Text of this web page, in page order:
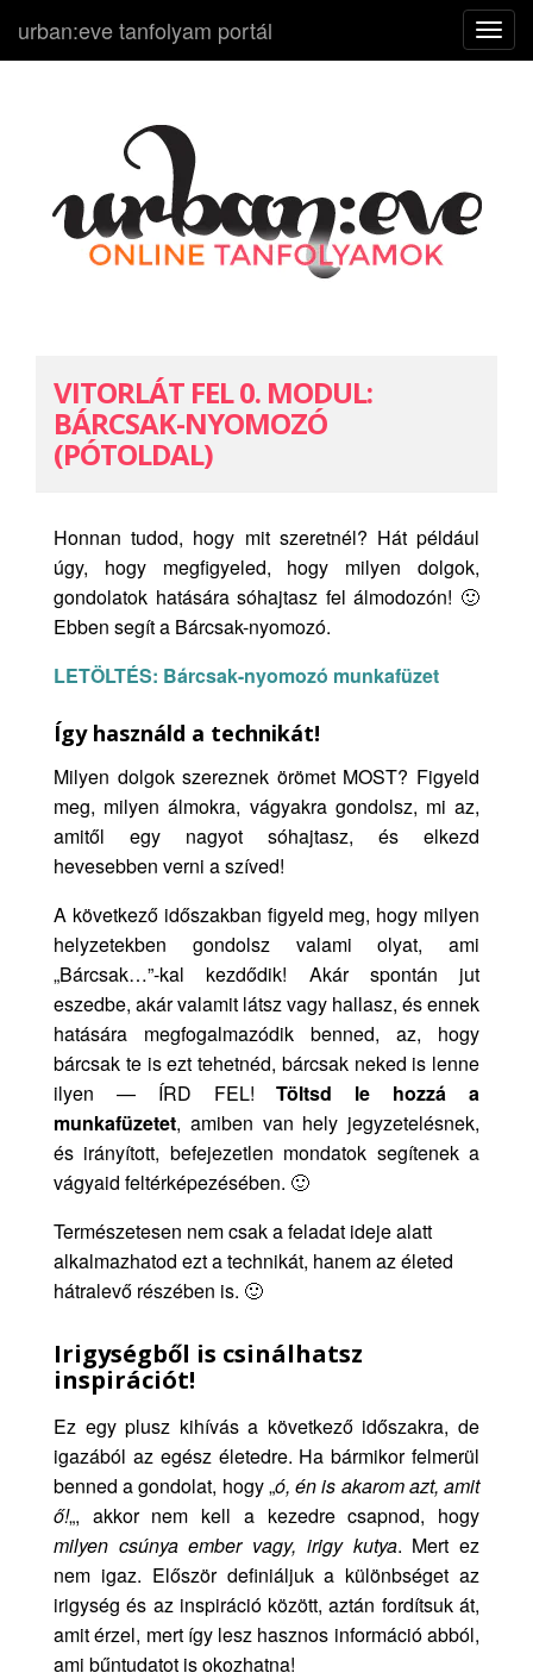
N
a
urban:eve tanfolyam portál
VITORLÁT FEL 0. MODUL:
BÁRCSAK-NYOMOZÓ
(PÓTOLDAL)
Honnan tudod, hogy mit szeretnél? Hát például
úgy, hogy megfigyeled, hogy milyen dolgok,
gondolatok hatására sóhajtasz fel álmodozón! 🙂
Ebben segít a Bárcsak-nyomozó.
LETÖLTÉS: Bárcsak-nyomozó munkafüzet
Így használd a technikát!
Milyen dolgok szereznek örömet MOST? Figyeld
meg, milyen álmokra, vágyakra gondolsz, mi az,
amitől egy nagyot sóhajtasz, és elkezd
hevesebben verni a szíved!
A következő időszakban figyeld meg, hogy milyen
helyzetekben gondolsz valami olyat, ami
„Bárcsak…”-kal kezdődik! Akár spontán jut
eszedbe, akár valamit látsz vagy hallasz, és ennek
hatására megfogalmazódik benned, az, hogy
bárcsak te is ezt tehetnéd, bárcsak neked is lenne
ilyen — ÍRD FEL!Töltsd le hozzá a
munkafüzetet, amiben van hely jegyzetelésnek,
és irányított, befejezetlen mondatok segítenek a
vágyaid feltérképezésében. 🙂
Természetesen nem csak a feladat ideje alatt
alkalmazhatod ezt a technikát, hanem az életed
hátralevő részében is. 🙂
Irigységből is csinálhatsz
inspirációt!
Ez egy plusz kihívás a következő időszakra, de
igazából az egész életedre. Ha bármikor felmerül
benned a gondolat, hogy „ó, én is akarom azt, amit
ő!„, akkor nem kell a kezedre csapnod, hogy
milyen csúnya ember vagy, irigy kutya. Mert ez
nem igaz. Először definiáljuk a különbséget az
irigység és az inspiráció között, aztán fordítsuk át,
amit érzel, mert így lesz hasznos információ abból,
ami bűntudatot is okozhatna!